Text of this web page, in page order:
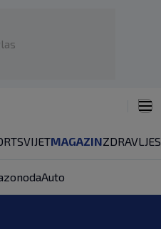
SVIJETMAGAZINZDRAVLJE
Auto